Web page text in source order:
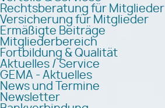
Rechtsberatung für Mitglieder
Versicherung für Mitglieder
Ermäßigte Beiträge
Mitgliederbereich
Fortbildung & Qualität
Aktuelles / Service
GEMA - Aktuelles
News und Termine
Newsletter